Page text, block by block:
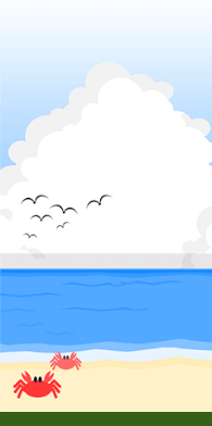
詳 細
3位
マジオドライバ
詳 細
予 約
静岡
東
7位